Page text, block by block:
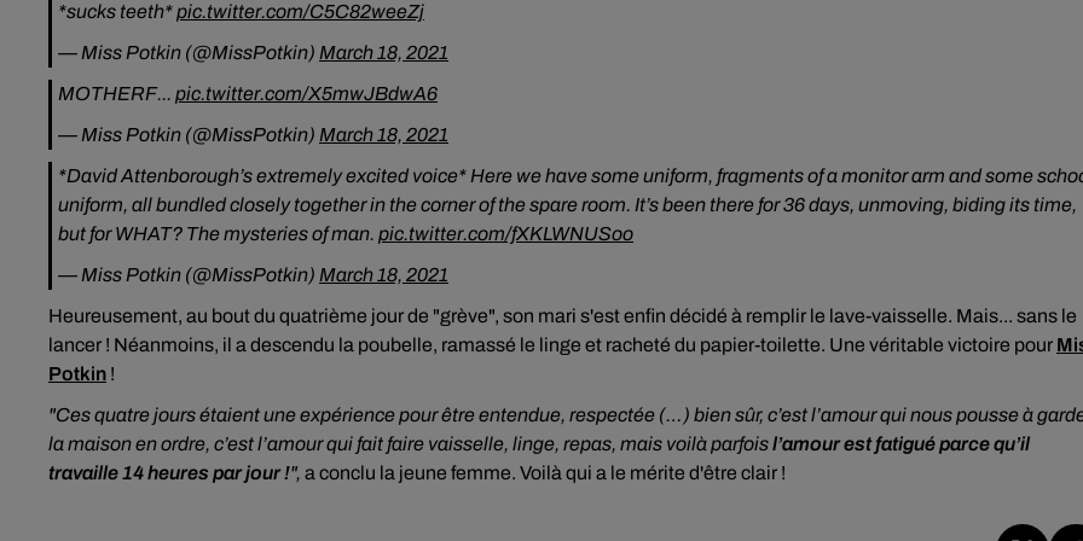
*sucks teeth*pic.twitter.com/C5C82weeZj
— Miss Potkin (@MissPotkin) March 18, 2021
MOTHERF... pic.twitter.com/X5mwJBdwA6
— Miss Potkin (@MissPotkin) March 18, 2021
*David Attenborough’s extremely excited voice* Here we have some uniform, fragments of a monitor arm and some
uniform, all bundled closely together in the corner of the spare room. It’s been there for 36 days, unmoving, biding its time,
but for WHAT? The mysteries of man. pic.twitter.com/fXKLWNUSoo
— Miss Potkin (@MissPotkin) March 18, 2021
Heureusement, au bout du quatrième jour de "grève", son mari s'est enfin décidé à remplir le lave-vaisselle. Mais... sans le
lancer ! Néanmoins, il a descendu la poubelle, ramassé le linge et racheté du papier-toilette. Une véritable victoire pour
Potkin !
"Ces quatre jours étaient une expérience pour être entendue, respectée (…) bien sûr, c’est l’amour qui nous pousse à
la maison en ordre, c’est l’amour qui fait faire vaisselle, linge, repas, mais voilà parfoisl’amour est fatigué parce qu’il
travaille 14 heures par jour !", a conclu la jeune femme. Voilà qui a le mérite d'être clair !